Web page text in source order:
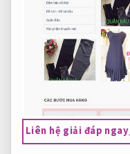
Liên hệ giải đáp ngay